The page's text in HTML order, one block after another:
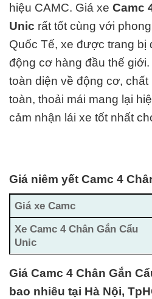
hiệu CAMC. Giá xe Camc
Unic rất tốt cùng với
Quốc Tế, xe được trang bị
động cơ hàng đầu thế
toàn diện về động cơ,
toàn, thoải mái mang lại
cảm nhận lái xe tốt nhất
Giá niêm yết Camc 4
Giá xe Camc
Xe Camc 4 Chân Gắn Cẩu
Unic
Giá Camc 4 Chân Gắn
bao nhiêu tại Hà Nội,